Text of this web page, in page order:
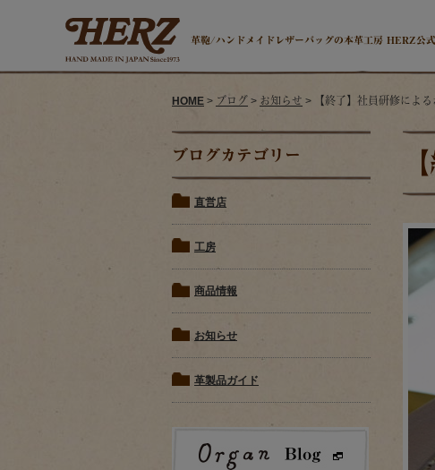
革鞄/ハンドメイドレザーバッグの本革工房 HERZ公
HOME > ブログ > お知らせ > 【終了】社員研修によ
ブログカテゴリー
直営店
工房
商品情報
お知らせ
革製品ガイド